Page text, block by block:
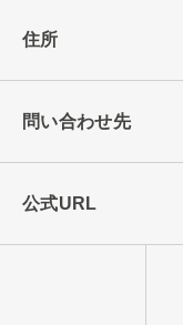
住所
問い合わせ先
公式URL